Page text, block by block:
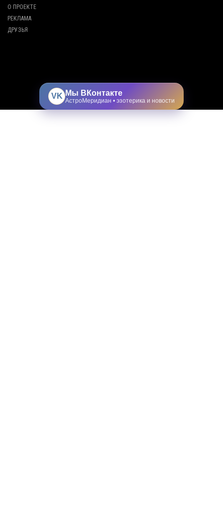
О ПРОЕКТЕ
РЕКЛАМА
ДРУЗЬЯ
VK Мы ВКонтакте
АстроМеридиан • эзотерика и новости